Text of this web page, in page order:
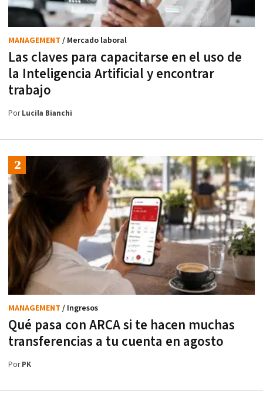
Las claves para capacitarse en el uso de
la Inteligencia Artificial y encontrar
trabajo
MANAGEMENT / Mercado laboral
PorLucila Bianchi
Qué pasa con ARCA si te hacen muchas
transferencias a tu cuenta en agosto
MANAGEMENT / Ingresos
PorPK